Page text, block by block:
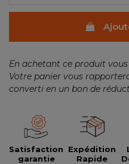
En achetant ce produit
Votre panier vous
converti en un bon de
Satisfaction
garantie
Expédition
Rapide